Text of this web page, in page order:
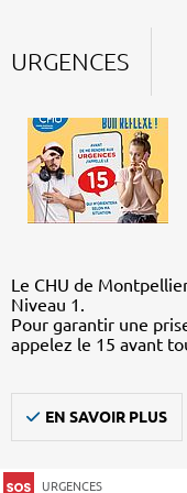
URGENCES
Le CHU de
Niveau 1.
Pour garantir une
appelez le 15 avant
EN SAVOIR PLUS
URGENCES